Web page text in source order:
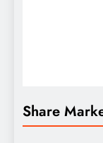
Share